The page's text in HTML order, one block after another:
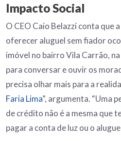
Impacto Social
O CEO Caio Belazzi conta que
oferecer aluguel sem fiador
imóvel no bairro Vila Carrão,
para conversar e ouvir os
precisa olhar mais para a
Faria Lima”, argumenta. “Uma
de crédito não é a mesma que
pagar a conta de luz ou o